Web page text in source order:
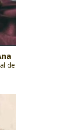
de